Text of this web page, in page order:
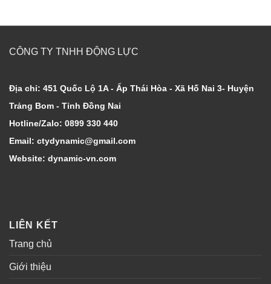
CÔNG TY TNHH ĐỘNG LỰC
Địa chỉ: 451 Quốc Lộ 1A - Ấp Thái Hòa - Xã Hố Nai 3- Huyện
Trảng Bom - Tỉnh Đồng Nai
Hotline/Zalo: 0899 330 440
Email: ctydynamic@gmail.com
Website: dynamic-vn.com
LIÊN KẾT
Trang chủ
Giới thiệu